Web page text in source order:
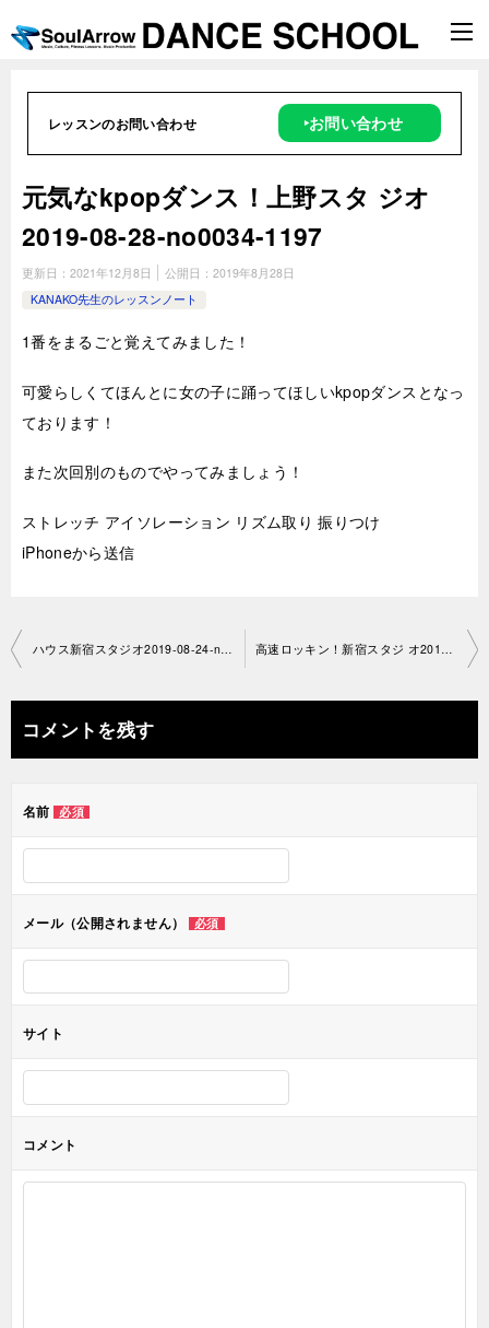
レッスンのお問い合わせ ‣お問い合わせ
元気なkpopダンス！上野スタ ジオ
2019-08-28-no0034-1197
更新日： 2021年12月8日 公開日： 2019年8月28日
KANAKO先生のレッスンノート
1番をまるごと覚えてみました！
可愛らしくてほんとに女の子に踊ってほしいkpopダンスとなっ
ております！
また次回別のものでやってみましょう！
ストレッチ アイソレーション リズム取り 振りつけ
iPhoneから送信
投
ナ
ビ
ー
ン
ハウス新宿スタジオ2019-08-24-no0034-1192 高速ロッキン！新宿スタジ オ2019-08-31-no0034-1192
コメントを残す
名前 必須
メール（公開されません） 必須
サイト
コメント